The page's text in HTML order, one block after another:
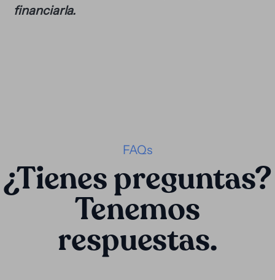
financiarla.
FAQs
¿Tienes preguntas?
Tenemos
respuestas.